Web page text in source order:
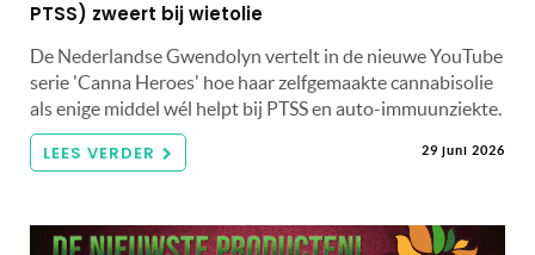
PTSS) zweert bij wietolie
De Nederlandse Gwendolyn vertelt in de nieuwe YouTube
serie 'Canna Heroes' hoe haar zelfgemaakte cannabisolie
als enige middel wél helpt bij PTSS en auto-immuunziekte.
LEES VERDER 29 juni 2026